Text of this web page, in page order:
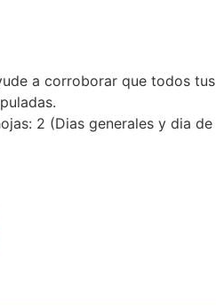
a corroborar que todos tus
2 (Dias generales y dia de